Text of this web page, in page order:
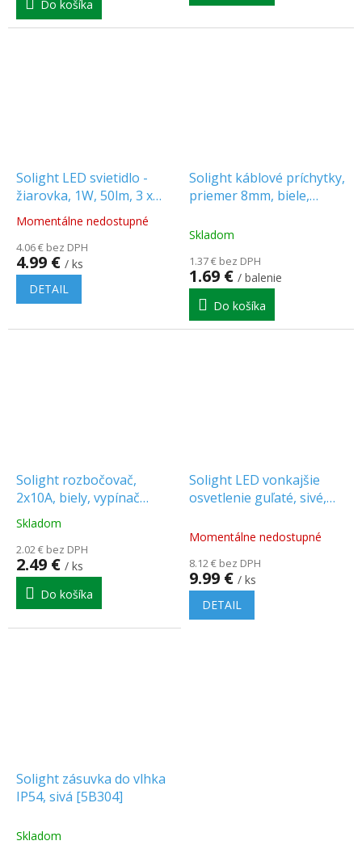
Do košíka
hviezdičiek.
Solight LED svietidlo -
žiarovka, 1W, 50lm, 3 x
AAA (WL107) [WL107]
Priemerné
produktu
je
5.0
z
hviezdičiek.
Momentálne nedostupné
4.06 € bez DPH
4.99 € / ks
DETAIL
Solight káblové príchytky,
priemer 8mm, biele,
Skladom
1.37 € bez DPH
1.69 € / balenie
Do košíka
Solight rozbočovač,
2x10A, biely, vypínač
[P97]
Priemerné
produktu
je
5.0
hviezdičiek.
Skladom
2.02 € bez DPH
2.49 € / ks
Do košíka
Solight LED vonkajšie
osvetlenie guľaté, sivé,
[WO746]
Momentálne nedostupné
8.12 € bez DPH
9.99 € / ks
DETAIL
Solight zásuvka do vlhka
IP54, sivá [5B304]
Skladom